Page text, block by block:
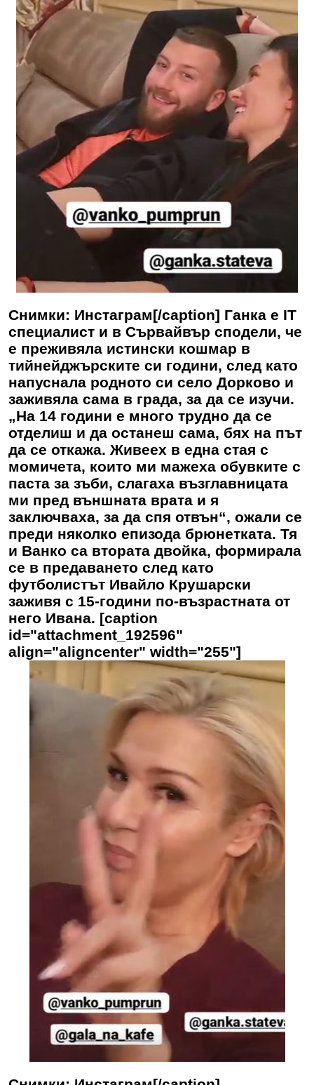
Снимки: Инстаграм[/caption] Ганка е IT
специалист и в Сървайвър сподели, че
е преживяла истински кошмар в
тийнейджърските си години, след като
напуснала родното си село Дорково и
заживяла сама в града, за да се изучи.
„На 14 години е много трудно да се
отделиш и да останеш сама, бях на път
да се откажа. Живеех в една стая с
момичета, които ми мажеха обувките с
паста за зъби, слагаха възглавницата
ми пред външната врата и я
заключваха, за да спя отвън“, ожали се
преди няколко епизода брюнетката. Тя
и Ванко са втората двойка, формирала
се в предаването след като
футболистът Ивайло Крушарски
заживя с 15-години по-възрастната от
него Ивана. [caption
id="attachment_192596"
align="aligncenter" width="255"]